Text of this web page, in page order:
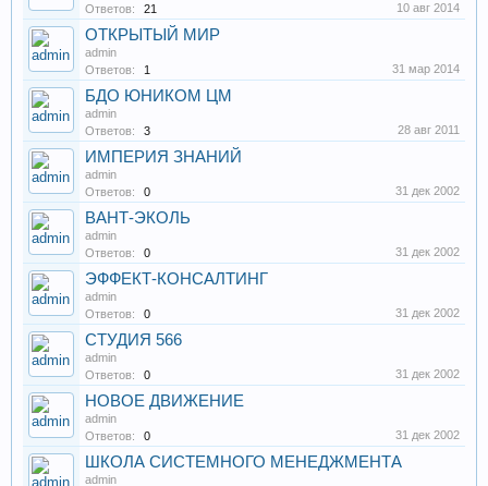
Ответов: 21 10 авг 2014
ОТКРЫТЫЙ МИР
admin
Ответов:
1 31 мар 2014
БДО ЮНИКОМ ЦМ
admin
Ответов:
3 28 авг 2011
ИМПЕРИЯ ЗНАНИЙ
admin
Ответов:
0 31 дек 2002
ВАНТ-ЭКОЛЬ
admin
Ответов:
0 31 дек 2002
ЭФФЕКТ-КОНСАЛТИНГ
admin
Ответов:
0 31 дек 2002
СТУДИЯ 566
admin
Ответов:
0 31 дек 2002
НОВОЕ ДВИЖЕНИЕ
admin
Ответов:
0 31 дек 2002
ШКОЛА СИСТЕМНОГО МЕНЕДЖМЕНТА
admin